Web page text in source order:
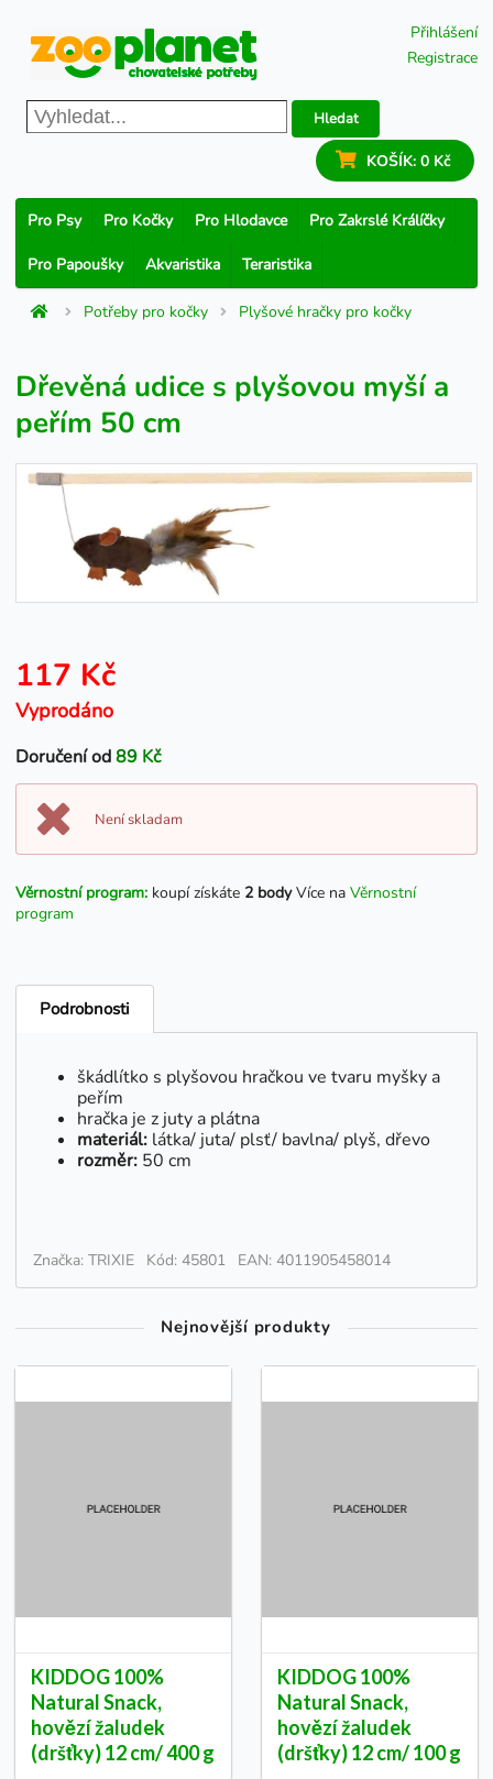
Přihlášení
Registrace
Hledat
KOŠÍK: 0 Kč
Pro Psy Pro Kočky Pro Hlodavce Pro Zakrslé Králíčky
Pro Papoušky Akvaristika Teraristika
Potřeby pro kočky Plyšové hračky pro kočky
Dřevěná udice s plyšovou myší a
peřím 50 cm
117 Kč
Vyprodáno
Doručení od89 Kč
Není skladam
Věrnostní program: koupí získáte 2 bodyVíce na Věrnostní
program
Podrobnosti
škádlítko s plyšovou hračkou ve tvaru myšky a
peřím
hračka je z juty a plátna
materiál: látka/ juta/ plsť/ bavlna/ plyš, dřevo
rozměr: 50 cm
Značka: TRIXIE Kód: 45801 EAN: 4011905458014
Nejnovější produkty
KIDDOG 100%
Natural Snack,
hovězí žaludek
(dršťky) 12 cm/ 400 g
KIDDOG 100%
Natural Snack,
hovězí žaludek
(dršťky) 12 cm/ 100 g